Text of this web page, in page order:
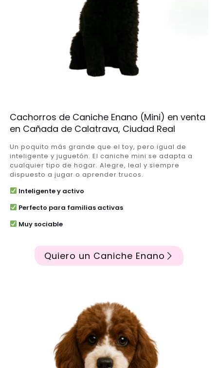
Cachorros de Caniche Enano (Mini) en venta
en Cañada de Calatrava, Ciudad Real
Un poquito más grande que el toy, pero igual de
inteligente y juguetón. El caniche mini se adapta a
cualquier tipo de hogar. Alegre, leal y siempre
dispuesto a jugar o aprender trucos.
Inteligente y activo
Perfecto para familias activas
Muy sociable
Quiero un Caniche Enano